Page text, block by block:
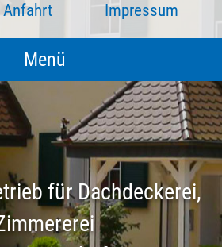
Anfahrt Impressum
Menü
für Dachdeckerei,